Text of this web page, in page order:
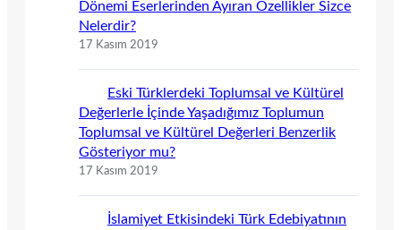
Dönemi Eserlerinden Ayıran Özellikler Sizce
Nelerdir?
17 Kasım 2019
Eski Türklerdeki Toplumsal ve Kültürel
Değerlerle İçinde Yaşadığımız Toplumun
Toplumsal ve Kültürel Değerleri Benzerlik
Gösteriyor mu?
17 Kasım 2019
İslamiyet Etkisindeki Türk Edebiyatının